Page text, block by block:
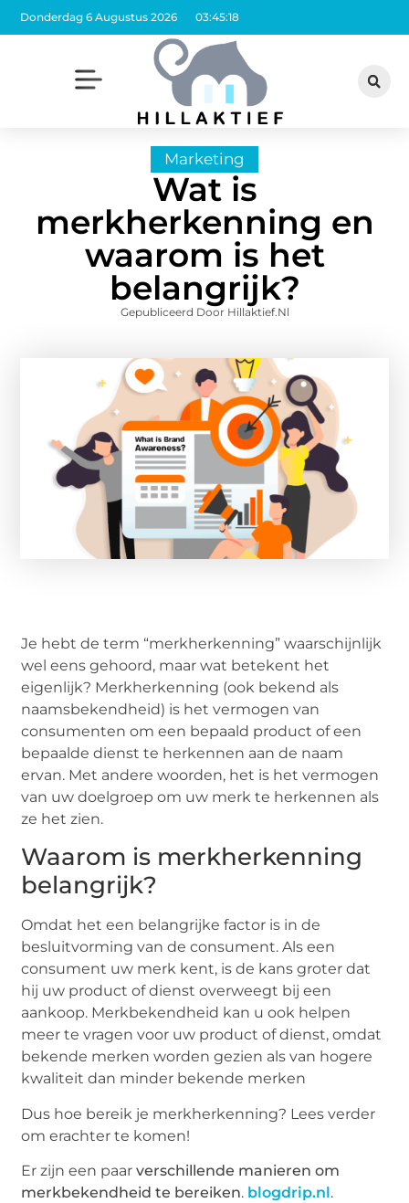
Donderdag 6 Augustus 2026 03:45:19
Marketing
Wat is
merkherkenning en
waarom is het
belangrijk?
Gepubliceerd Door Hillaktief.nl
Je hebt de term “merkherkenning” waarschijnlijk
wel eens gehoord, maar wat betekent het
eigenlijk? Merkherkenning (ook bekend als
naamsbekendheid) is het vermogen van
consumenten om een bepaald product of een
bepaalde dienst te herkennen aan de naam
ervan. Met andere woorden, het is het vermogen
van uw doelgroep om uw merk te herkennen als
ze het zien.
Waarom is merkherkenning
belangrijk?
Omdat het een belangrijke factor is in de
besluitvorming van de consument. Als een
consument uw merk kent, is de kans groter dat
hij uw product of dienst overweegt bij een
aankoop. Merkbekendheid kan u ook helpen
meer te vragen voor uw product of dienst, omdat
bekende merken worden gezien als van hogere
kwaliteit dan minder bekende merken
Dus hoe bereik je merkherkenning? Lees verder
om erachter te komen!
Er zijn een paarverschillende manieren om
merkbekendheid te bereiken. blogdrip.nl.